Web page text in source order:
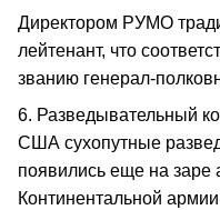
Директором РУМО
лейтенант, что
званию генерал-
6. Разведывательный
США сухопутные
появились еще на заре
Континентальной